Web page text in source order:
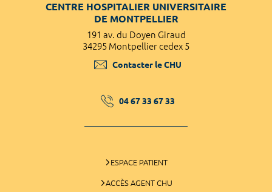
CENTRE HOSPITALIER UNIVERSITAIRE
DE MONTPELLIER
191 av. du Doyen Giraud
34295 Montpellier cedex 5
Contacter le CHU
04 67 33 67 33
ESPACE PATIENT
ACCÈS AGENT CHU